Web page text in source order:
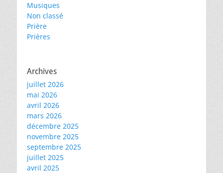
Musiques
Non classé
Prière
Prières
Archives
juillet 2026
mai 2026
avril 2026
mars 2026
décembre 2025
novembre 2025
septembre 2025
juillet 2025
avril 2025